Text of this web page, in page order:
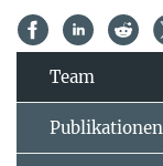
Team
Publikationen